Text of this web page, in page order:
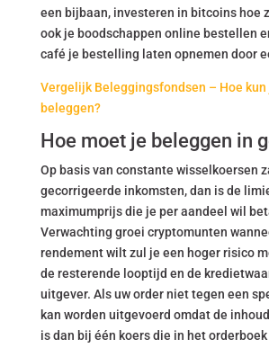
een bijbaan, investeren in bitcoins hoe
ook je boodschappen online bestellen
café je bestelling laten opnemen door
Vergelijk Beleggingsfondsen – Hoe kun
beleggen?
Hoe moet je beleggen in
Op basis van constante wisselkoersen
gecorrigeerde inkomsten, dan is de
maximumprijs die je per aandeel wil
Verwachting groei cryptomunten
rendement wilt zul je een hoger risico
de resterende looptijd en de
uitgever. Als uw order niet tegen een
kan worden uitgevoerd omdat de
is dan bij één koers die in het